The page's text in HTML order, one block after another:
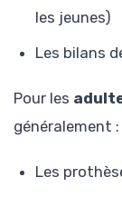
les jeunes)
Les bilans
Pour les
généralement :
Les